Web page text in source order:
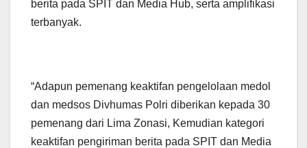
berita pada SPIT dan Media Hub, serta amplifikasi
terbanyak.
“Adapun pemenang keaktifan pengelolaan medol
dan medsos Divhumas Polri diberikan kepada 30
pemenang dari Lima Zonasi, Kemudian kategori
keaktifan pengiriman berita pada SPIT dan Media